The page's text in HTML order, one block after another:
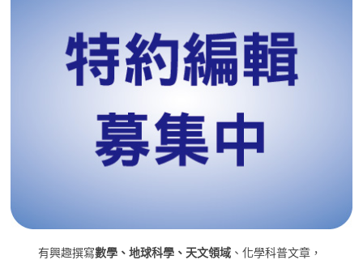
有興趣撰寫數學、地球科學、天文領域 、化學科普文章，